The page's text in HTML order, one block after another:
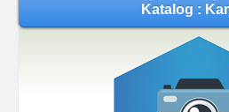
Katalog :